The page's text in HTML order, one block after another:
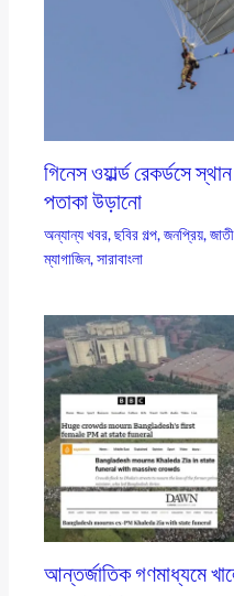
গিনেস ওয়ার্ল্ড রেকর্ডসে
পতাকা উড়ানো
অন্যান্য খবর,ছবির গল্প,জনপ্রিয়,
ম্যাগাজিন,সারাবাংলা
আন্তর্জাতিক গণমাধ্যমে